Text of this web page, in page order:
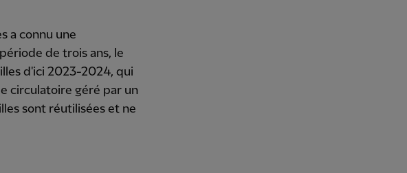
a connu une
de trois ans, le
d'ici 2023-2024, qui
circulatoire géré par un
sont réutilisées et ne